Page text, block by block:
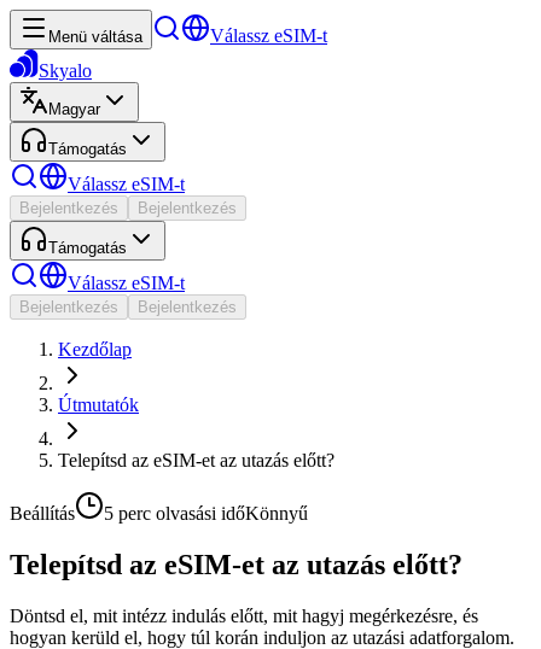
Menü váltása
Válassz eSIM-t
Skyalo
Magyar
Támogatás
Válassz eSIM-t
Bejelentkezés Bejelentkezés
Támogatás
Válassz eSIM-t
Bejelentkezés Bejelentkezés
Kezdőlap
Útmutatók
Telepítsd az eSIM-et az utazás előtt?
Beállítás 5 perc olvasási időKönnyű
Telepítsd az eSIM-et az utazás előtt?
Döntsd el, mit intézz indulás előtt, mit hagyj megérkezésre, és
hogyan kerüld el, hogy túl korán induljon az utazási adatforgalom.